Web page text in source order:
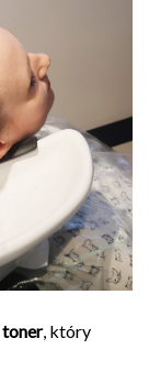
toner, który